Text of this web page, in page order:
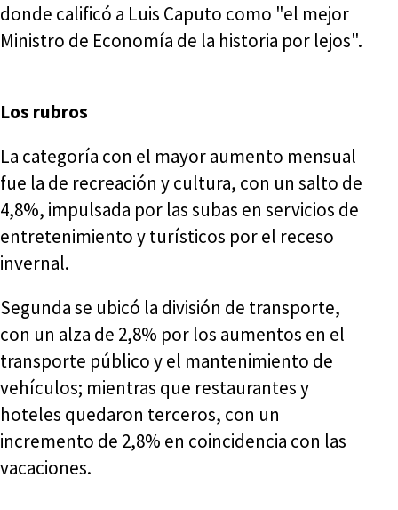
donde calificó a Luis Caputo como "el mejor
Ministro de Economía de la historia por lejos".
Los rubros
La categoría con el mayor aumento mensual
fue la de recreación y cultura, con un salto de
4,8%, impulsada por las subas en servicios de
entretenimiento y turísticos por el receso
invernal.
Segunda se ubicó la división de transporte,
con un alza de 2,8% por los aumentos en el
transporte público y el mantenimiento de
vehículos; mientras que restaurantes y
hoteles quedaron terceros, con un
incremento de 2,8% en coincidencia con las
vacaciones.